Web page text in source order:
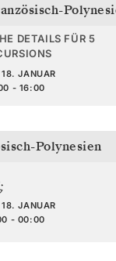
DETAILS FÜR 5
JANUAR
- 16:00
Polynesien
JANUAR
- 00:00